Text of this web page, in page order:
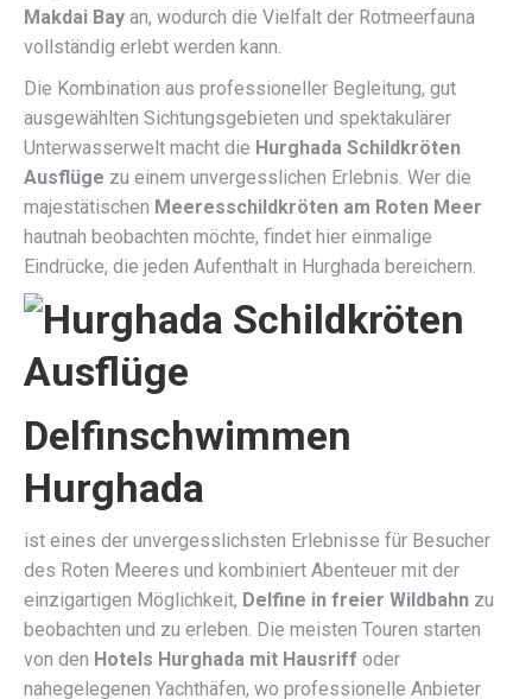
Makdai Bay an, wodurch die Vielfalt der Rotmeerfauna
vollständig erlebt werden kann.
Die Kombination aus professioneller Begleitung, gut
ausgewählten Sichtungsgebieten und spektakulärer
Unterwasserwelt macht die Hurghada Schildkröten
Ausflüge zu einem unvergesslichen Erlebnis. Wer die
majestätischen Meeresschildkröten am Roten Meer
hautnah beobachten möchte, findet hier einmalige
Eindrücke, die jeden Aufenthalt in Hurghada bereichern.
Delfinschwimmen
Hurghada
ist eines der unvergesslichsten Erlebnisse für Besucher
des Roten Meeres und kombiniert Abenteuer mit der
einzigartigen Möglichkeit, Delfine in freier Wildbahn zu
beobachten und zu erleben. Die meisten Touren starten
von den Hotels Hurghada mit Hausriff oder
nahegelegenen Yachthäfen, wo professionelle Anbieter